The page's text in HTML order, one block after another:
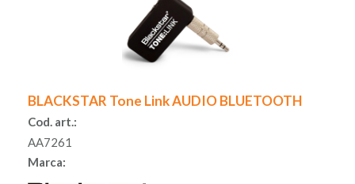
BLACKSTAR Tone Link AUDIO BLUETOOTH
Cod. art.:
AA7261
Marca: